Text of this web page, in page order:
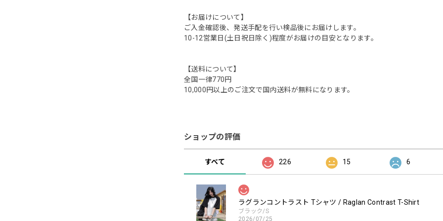
【お届けについて】
ご入金確認後、発送手配を行い検品後にお届けします。
10-12営業日(土日祝日除く)程度がお届けの目安となります。
【送料について】
全国一律770円
10,000円以上のご注文で国内送料が無料になります。
ショップの評価
すべて 226 15 6
ラグランコントラスト Tシャツ / Raglan Contrast T-Shirt
ブラック/S
2026/07/25